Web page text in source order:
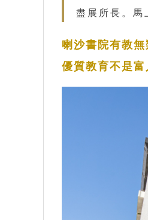
盡展所長。
喇沙書院有教無
優質教育不是富